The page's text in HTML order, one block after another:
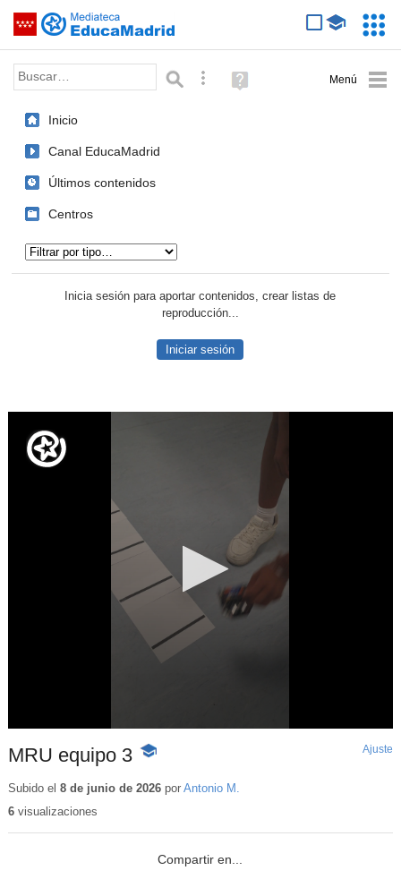
Saltar navegación
Palabra o frase: Búsqueda avanzada
Ayuda
(en
Inicio
Canal EducaMadrid
Últimos contenidos
Centros
Inicia sesión para aportar contenidos, crear listas de
reproducción...
Iniciar sesión
MRU equipo 3 -
educativo
Ajuste
Subido el 8 de junio de 2026por Antonio M.
6visualizaciones